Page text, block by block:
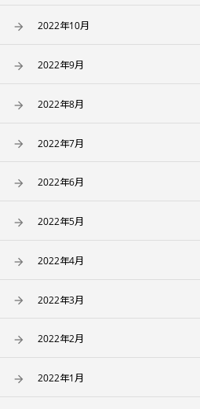
2022年10月
2022年9月
2022年8月
2022年7月
2022年6月
2022年5月
2022年4月
2022年3月
2022年2月
2022年1月